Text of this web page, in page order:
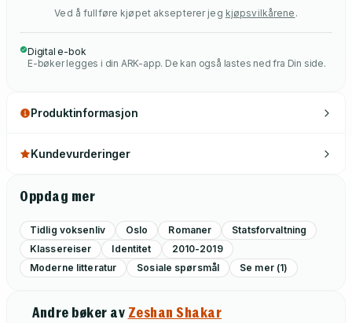
Ved å fullføre kjøpet aksepterer jeg kjøpsvilkårene .
Digital e-bok
E-bøker legges i din ARK-app. De kan også lastes ned fra Din side.
Produktinformasjon
Kundevurderinger
Oppdag mer
Tidlig voksenliv Oslo Romaner
Statsforvaltning
Klassereiser
Identitet
2010-2019
Moderne litteratur
Sosiale spørsmål Se mer (1)
Andre bøker av Zeshan Shakar